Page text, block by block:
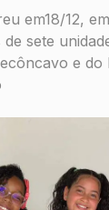
em18/12,
sete
e do